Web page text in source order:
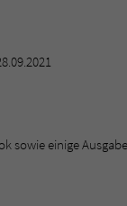
sowie einige